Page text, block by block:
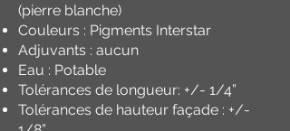
(pierre blanche)
Couleurs : Pigments Interstar
Adjuvants : aucun
Eau : Potable
Tolérances de longueur: +/- 1/4”
Tolérances de hauteur façade : +/-